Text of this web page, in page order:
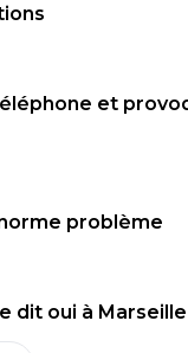
et
problème
dit oui à Marseille